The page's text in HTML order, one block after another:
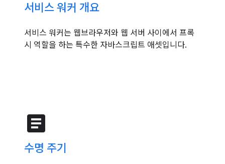
서비스 워커 개요
서비스 워커는 웹브라우저와 웹 서버 사이에서 프록
시 역할을 하는 특수한 자바스크립트 애셋입니다.
article
수명 주기